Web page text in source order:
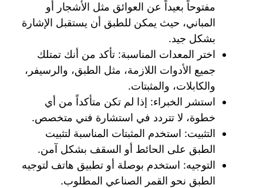
مفتوحاً بعيداً عن العوائق مثل الأشجار أو
المباني، حيث يمكن للطبق أن يستقبل الإشارة
بشكل جيد.
اختر المعدات المناسبة: تأكد من أنك تمتلك
جميع الأدوات اللازمة، مثل الطبق، والرسيفر،
والكابلات، والمثبتات.
استشر الخبراء: إذا لم تكن متأكداً من أي
خطوة، لا تتردد في استشارة فني متخصص.
التثبيت: استخدم المثبتات المناسبة لتثبيت
الطبق على الحائط أو السقف بشكل آمن.
التوجيه: استخدم بوصلة أو تطبيق هاتف لتوجيه
الطبق نحو القمر الصناعي المطلوب.